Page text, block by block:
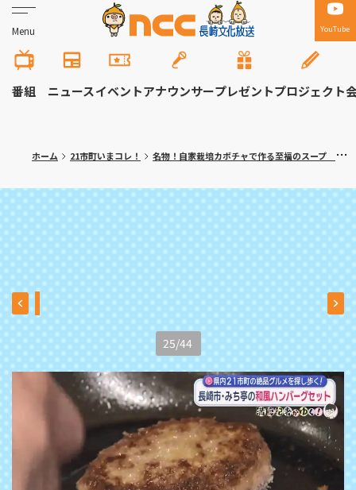
Menu YouTube
番組 ニュースイベントアナウンサープレゼントプロジェクト
ホーム 21市町いまコレ！ 名物！自家栽培カボチャで作る至福のスープ 長崎市「みち亭」満腹記者㉓
25/44